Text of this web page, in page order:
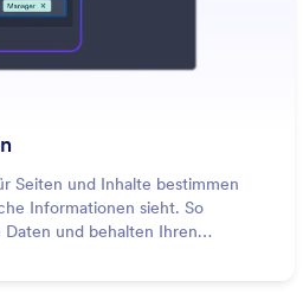
Seiten und Inhalte bestimmen
Informationen sieht. So
und behalten Ihren